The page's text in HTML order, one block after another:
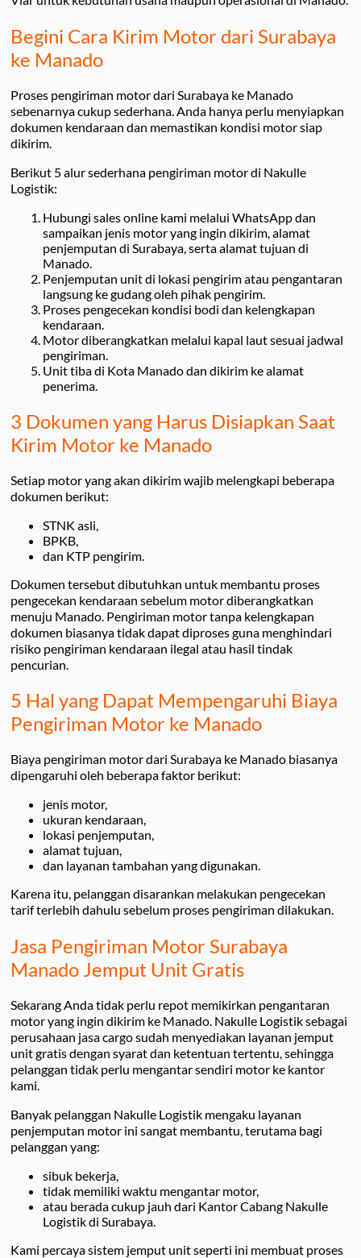
Begini Cara Kirim Motor dari Surabaya
ke Manado
Proses pengiriman motor dari Surabaya ke Manado
sebenarnya cukup sederhana. Anda hanya perlu menyiapkan
dokumen kendaraan dan memastikan kondisi motor siap
dikirim.
Berikut 5 alur sederhana pengiriman motor di Nakulle
Logistik:
Hubungi sales online kami melalui WhatsApp dan
sampaikan jenis motor yang ingin dikirim, alamat
penjemputan di Surabaya, serta alamat tujuan di
Manado.
Penjemputan unit di lokasi pengirim atau pengantaran
langsung ke gudang oleh pihak pengirim.
Proses pengecekan kondisi bodi dan kelengkapan
kendaraan.
Motor diberangkatkan melalui kapal laut sesuai jadwal
pengiriman.
Unit tiba di Kota Manado dan dikirim ke alamat
penerima.
3 Dokumen yang Harus Disiapkan Saat
Kirim Motor ke Manado
Setiap motor yang akan dikirim wajib melengkapi beberapa
dokumen berikut:
STNK asli,
BPKB,
dan KTP pengirim.
Dokumen tersebut dibutuhkan untuk membantu proses
pengecekan kendaraan sebelum motor diberangkatkan
menuju Manado. Pengiriman motor tanpa kelengkapan
dokumen biasanya tidak dapat diproses guna menghindari
risiko pengiriman kendaraan ilegal atau hasil tindak
pencurian.
5 Hal yang Dapat Mempengaruhi Biaya
Pengiriman Motor ke Manado
Biaya pengiriman motor dari Surabaya ke Manado biasanya
dipengaruhi oleh beberapa faktor berikut:
jenis motor,
ukuran kendaraan,
lokasi penjemputan,
alamat tujuan,
dan layanan tambahan yang digunakan.
Karena itu, pelanggan disarankan melakukan pengecekan
tarif terlebih dahulu sebelum proses pengiriman dilakukan.
Jasa Pengiriman Motor Surabaya
Manado Jemput Unit Gratis
Sekarang Anda tidak perlu repot memikirkan pengantaran
motor yang ingin dikirim ke Manado. Nakulle Logistik sebagai
perusahaan jasa cargo sudah menyediakan layanan jemput
unit gratis dengan syarat dan ketentuan tertentu, sehingga
pelanggan tidak perlu mengantar sendiri motor ke kantor
kami.
Banyak pelanggan Nakulle Logistik mengaku layanan
penjemputan motor ini sangat membantu, terutama bagi
pelanggan yang:
sibuk bekerja,
tidak memiliki waktu mengantar motor,
atau berada cukup jauh dari Kantor Cabang Nakulle
Logistik di Surabaya.
Kami percaya sistem jemput unit seperti ini membuat proses